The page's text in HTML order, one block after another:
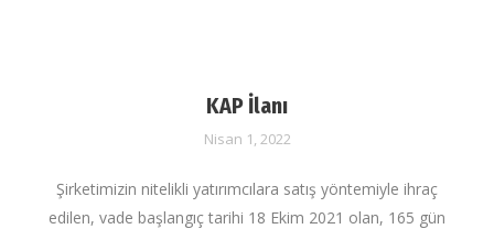
KAP İlanı
Nisan 1, 2022
Şirketimizin nitelikli yatırımcılara satış yöntemiyle ihraç
edilen, vade başlangıç tarihi 18 Ekim 2021 olan, 165 gün